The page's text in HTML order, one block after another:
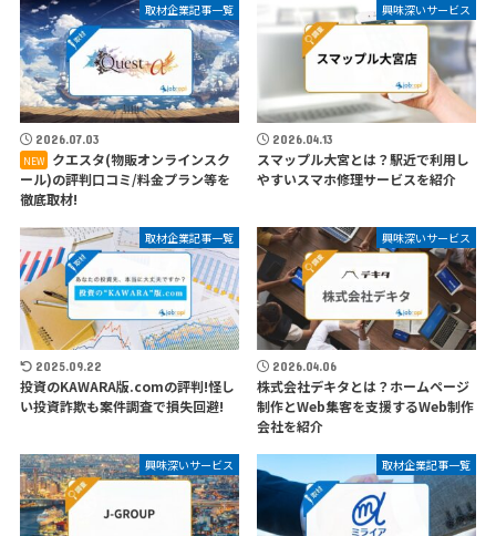
取材企業記事一覧
2026.07.03
クエスタ(物販オンラインスク
ール)の評判口コミ/料金プラン等を
徹底取材!
興味深いサービス
2026.04.13
スマップル大宮とは？駅近で利用し
やすいスマホ修理サービスを紹介
取材企業記事一覧
2025.09.22
投資のKAWARA版.comの評判!怪し
い投資詐欺も案件調査で損失回避!
興味深いサービス
2026.04.06
株式会社デキタとは？ホームページ
制作とWeb集客を支援するWeb制作
会社を紹介
興味深いサービス 取材企業記事一覧